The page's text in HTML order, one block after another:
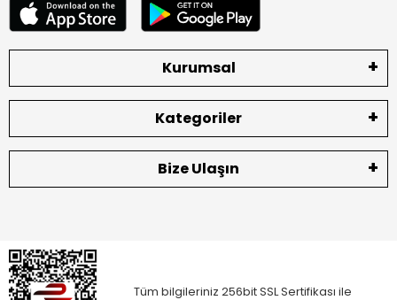
Kurumsal
Kategoriler
Bize Ulaşın
Tüm bilgileriniz 256bit SSL Sertifikası ile